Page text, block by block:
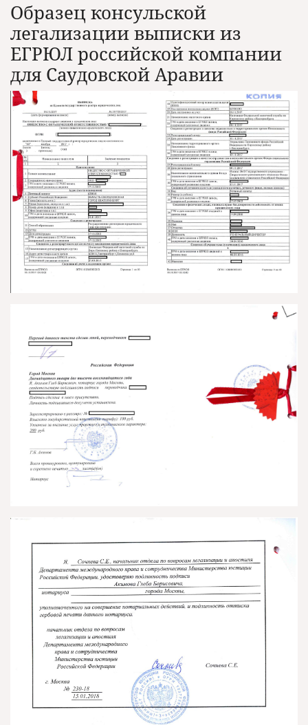
Образец консульской
легализации выписки из
ЕГРЮЛ российской компании
для Саудовской Аравии